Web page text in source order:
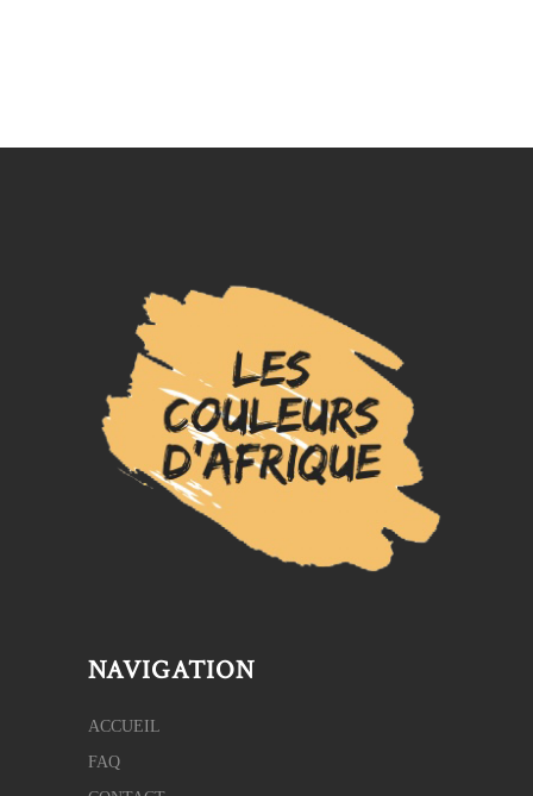
NAVIGATION
ACCUEIL
FAQ